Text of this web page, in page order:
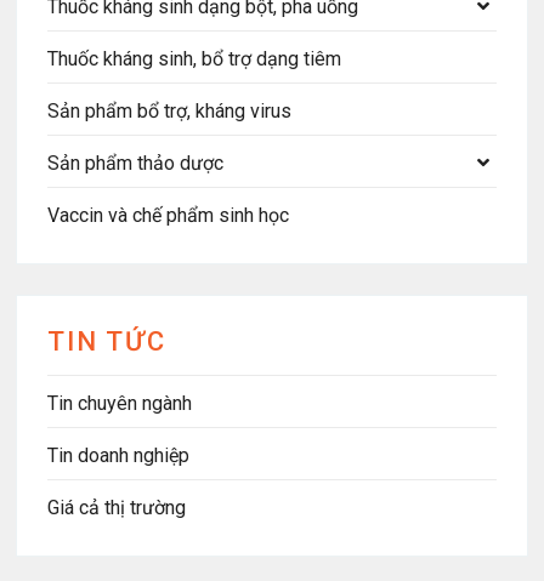
Thuốc kháng sinh dạng bột, pha uống
Thuốc kháng sinh, bổ trợ dạng tiêm
Sản phẩm bổ trợ, kháng virus
Sản phẩm thảo dược
Vaccin và chế phẩm sinh học
TIN TỨC
Tin chuyên ngành
Tin doanh nghiệp
Giá cả thị trường